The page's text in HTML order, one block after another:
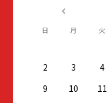
日 月 火
2
3 4
9
10 11